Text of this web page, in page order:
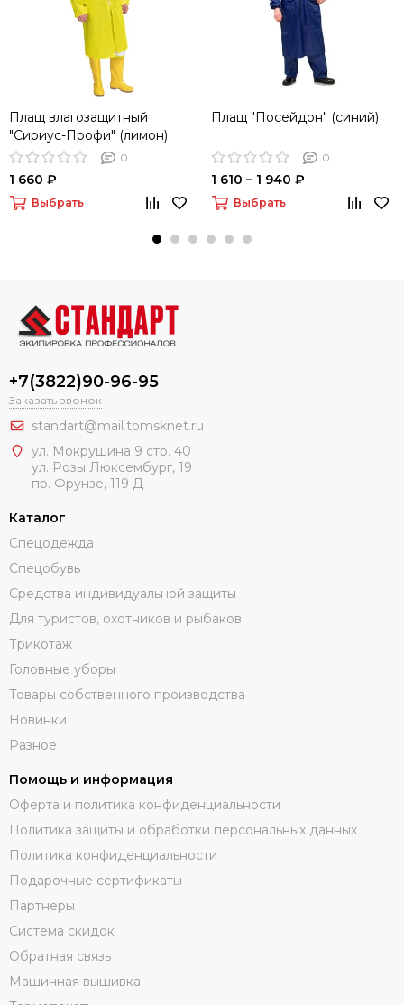
Плащ влагозащитный
"Сириус-Профи" (лимон)
0
1 660 ₽
Выбрать
Плащ "Посейдон" (синий)
0
1 610 – 1 940 ₽
Выбрать
+7(3822)90-96-95
Заказать звонок
standart@mail.tomsknet.ru
ул. Мокрушина 9 стр. 40
ул. Розы Люксембург, 19
пр. Фрунзе, 119 Д
Каталог
Спецодежда
Спецобувь
Средства индивидуальной защиты
Для туристов, охотников и рыбаков
Трикотаж
Головные уборы
Товары собственного производства
Новинки
Разное
Помощь и информация
Оферта и политика конфиденциальности
Политика защиты и обработки персональных данных
Политика конфиденциальности
Подарочные сертификаты
Партнеры
Система скидок
Обратная связь
Машинная вышивка